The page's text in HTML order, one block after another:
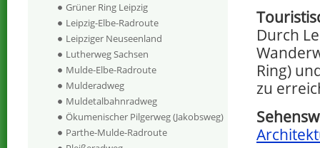
Durch
Ring)
zu
Grüner Ring Leipzig
Leipzig-Elbe-Radroute
Leipziger Neuseenland
Lutherweg Sachsen
Mulde-Elbe-Radroute
Mulderadweg
Muldetalbahnradweg
Ökumenischer Pilgerweg (Jakobsweg)
Parthe-Mulde-Radroute